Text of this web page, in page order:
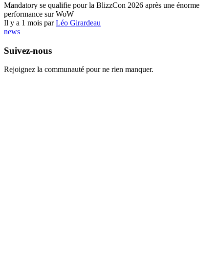
Mandatory se qualifie pour la BlizzCon 2026 après une énorme
performance sur WoW
Il y a 1 mois parLéo Girardeau
news
Suivez-nous
Rejoignez la communauté pour ne rien manquer.